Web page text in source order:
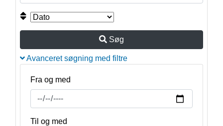
Søg
Avanceret søgning med filtre
Fra og med
Til og med